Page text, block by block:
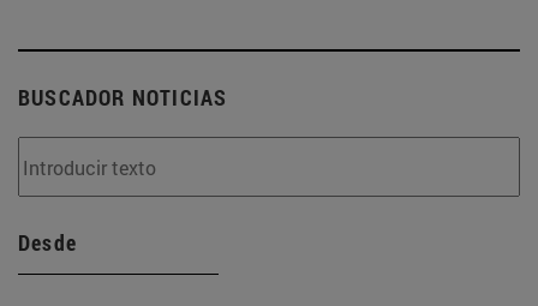
BUSCADOR NOTICIAS
Desde